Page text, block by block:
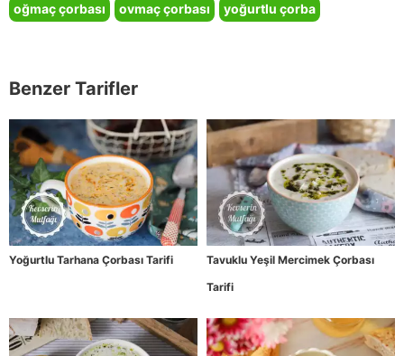
oğmaç çorbası ovmaç çorbası yoğurtlu çorba
Benzer Tarifler
Yoğurtlu Tarhana Çorbası Tarifi
Tavuklu Yeşil Mercimek Çorbası
Tarifi